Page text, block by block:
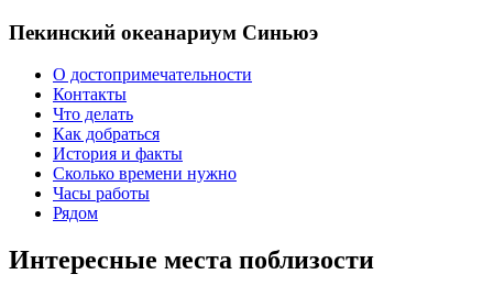
Пекинский океанариум Синьюэ
О достопримечательности
Контакты
Что делать
Как добраться
История и факты
Сколько времени нужно
Часы работы
Рядом
Интересные места поблизости